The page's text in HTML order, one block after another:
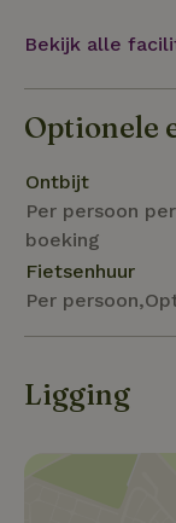
specht, de
Je kunt vanaf
fiets-,
Wandelingen
verrassende
Het
fietsen,
verhuurder
meenemen,
kun je
Bekijk alle
Optionele
Ontbijt
Per persoon
boeking
Fietsenhuur
Per
Ligging